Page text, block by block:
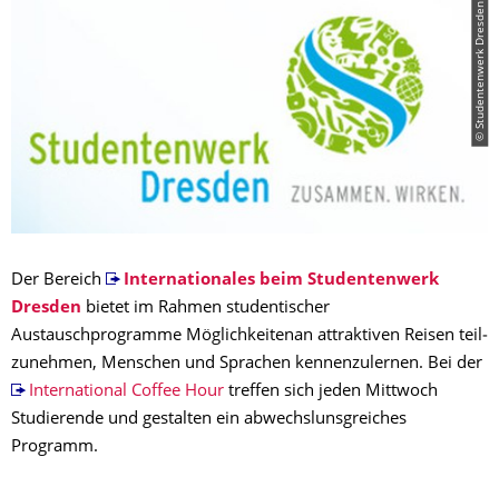
© Studentenwerk Dresden
Der Bereich
Internationales beim Stu­den­ten­werk
Dresden bietet im Rahmen studentischer
Austauschprogramme Mög­lichkeitenan attraktiven Reisen teil­
zu­neh­men, Menschen und Sprachen kennen­zu­ler­nen. Bei der
International Coffee Hourtreffen sich jeden Mittwoch
Studierende und gestalten ein abwechslunsgreiches
Programm.